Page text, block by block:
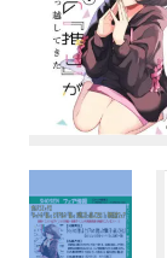
プロレス
数学
コンピュ